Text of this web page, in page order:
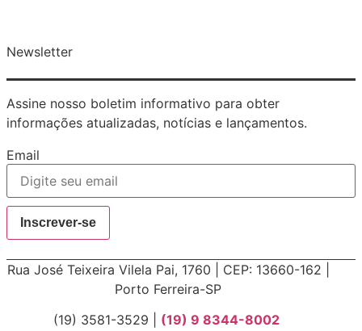
Newsletter
Assine nosso boletim informativo para obter
informações atualizadas, notícias e lançamentos.
Email
Inscrever-se
Rua José Teixeira Vilela Pai, 1760 | CEP: 13660-162 |
Porto Ferreira-SP
(19) 3581-3529 | (19) 9 8344-8002